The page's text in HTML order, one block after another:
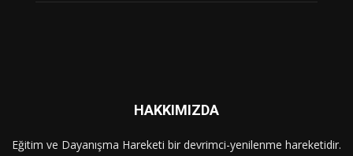
HAKKIMIZDA
Eğitim ve Dayanışma Hareketi bir devrimci-yenilenme hareketidir.